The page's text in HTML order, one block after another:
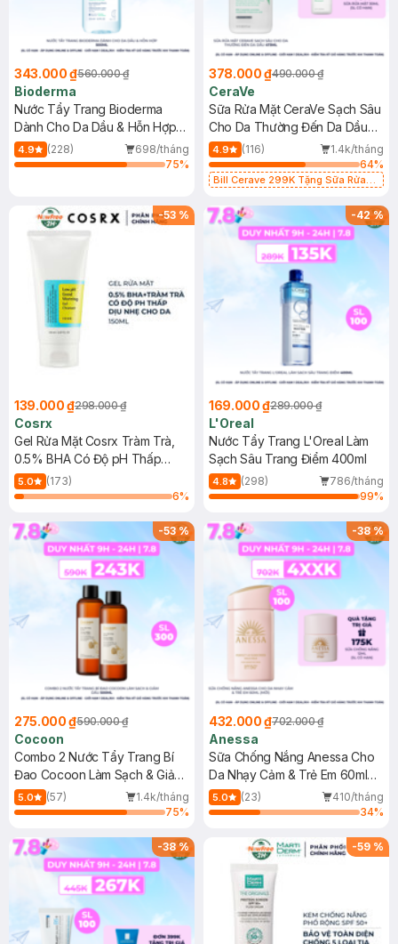
343.000 ₫560.000 ₫
Bioderma
Nước Tẩy Trang Bioderma
Dành Cho Da Dầu & Hỗn Hợp
500ml
4.9 (228)
698/tháng
75%
378.000 ₫490.000 ₫
CeraVe
Sữa Rửa Mặt CeraVe Sạch Sâu
Cho Da Thường Đến Da Dầu
473ml
4.9 (116)
1.4k/tháng
64%
Bill Cerave 299K Tặng Sữa Rửa
-53 %
139.000 ₫298.000 ₫
Cosrx
Gel Rửa Mặt Cosrx Tràm Trà,
0.5% BHA Có Độ pH Thấp
150ml
5.0
(173)
6%
-42%
169.000 ₫289.000 ₫
L'Oreal
Nước Tẩy Trang L'Oreal Làm
Sạch Sâu Trang Điểm 400ml
4.8 (298)
786/tháng
99%
-53%
275.000 ₫590.000 ₫
Cocoon
Combo 2 Nước Tẩy Trang Bí
Đao Cocoon Làm Sạch & Giảm
Dầu 500ml
5.0 (57)
1.4k/tháng
75%
-38%
432.000 ₫702.000 ₫
Anessa
Sữa Chống Nắng Anessa Cho
Da Nhạy Cảm & Trẻ Em 60ml
(Mới)
5.0 (23)
410/tháng
34%
-38% -59 %